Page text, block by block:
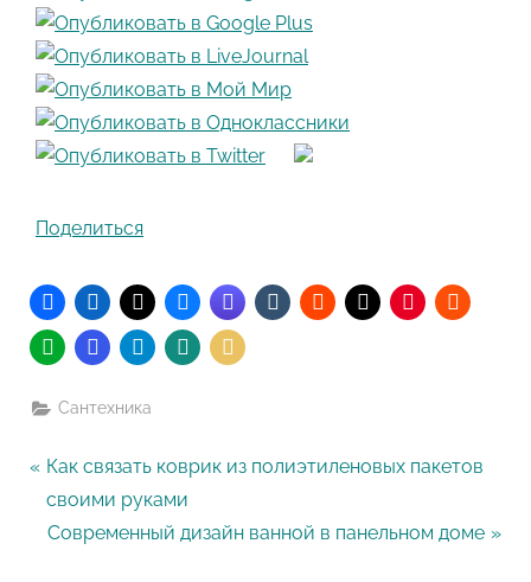
Поделиться
Сантехника
Навигация
по
P
r
e
Как связать коврик из полиэтиленовых пакетов
своими руками
N
Современный дизайн ванной в панельном доме